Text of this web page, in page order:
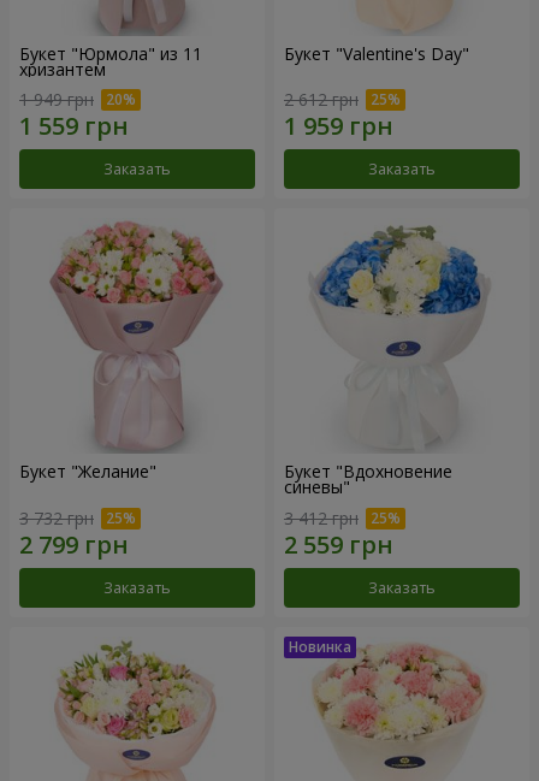
Букет "Юрмола" из 11
хризантем
1 949 грн
Заказать
Букет "Valentine's Day"
2 612 грн
Заказать
Букет "Желание"
3 732 грн
Заказать
Букет "Вдохновение
синевы"
3 412 грн
Заказать